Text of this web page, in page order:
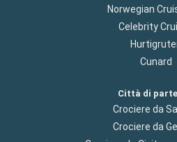
Norwegian
Celebrity
Cunard
Città di
Crociere da
Crociere da